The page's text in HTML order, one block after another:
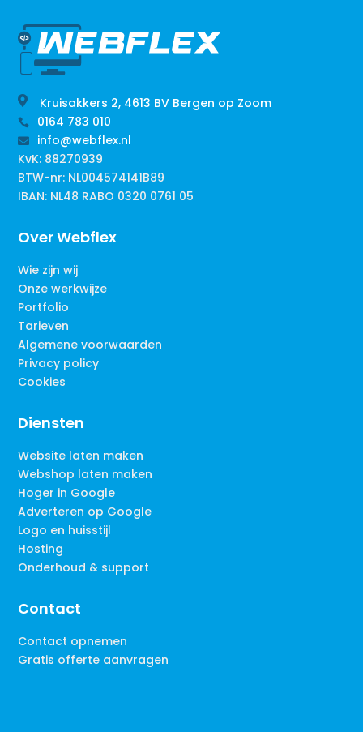
 Kruisakkers 2, 4613 BV Bergen op Zoom
 0164 783 010

info@webflex.nl
KvK: 88270939
BTW-nr: NL004574141B89
IBAN: NL48 RABO 0320 0761 05
Over Webflex
Wie zijn wij
Onze werkwijze
Portfolio
Tarieven
Algemene voorwaarden
Privacy policy
Cookies
Diensten
Website laten maken
Webshop laten maken
Hoger in Google
Adverteren op Google
Logo en huisstijl
Hosting
Onderhoud & support
Contact
Contact opnemen
Gratis offerte aanvragen